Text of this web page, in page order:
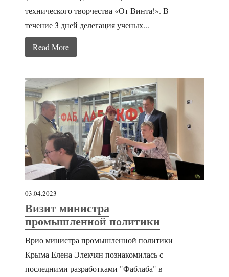
технического творчества «От Винта!». В
течение 3 дней делегация ученых...
Read More
03.04.2023
Визит министра
промышленной политики
Врио министра промышленной политики
Крыма Елена Элекчян познакомилась с
последними разработками "Фаблаба" в